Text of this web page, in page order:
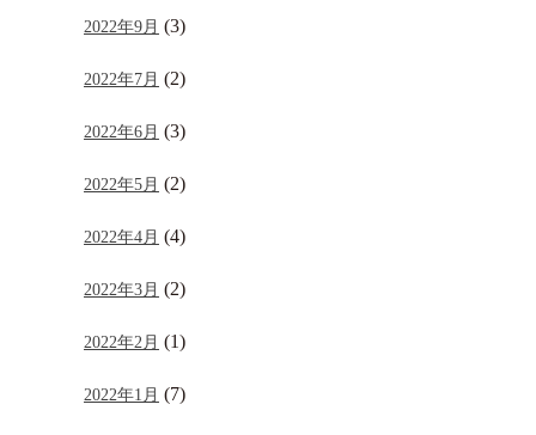
2022年9月 (3)
2022年7月 (2)
2022年6月 (3)
2022年5月 (2)
2022年4月 (4)
2022年3月 (2)
2022年2月 (1)
2022年1月 (7)